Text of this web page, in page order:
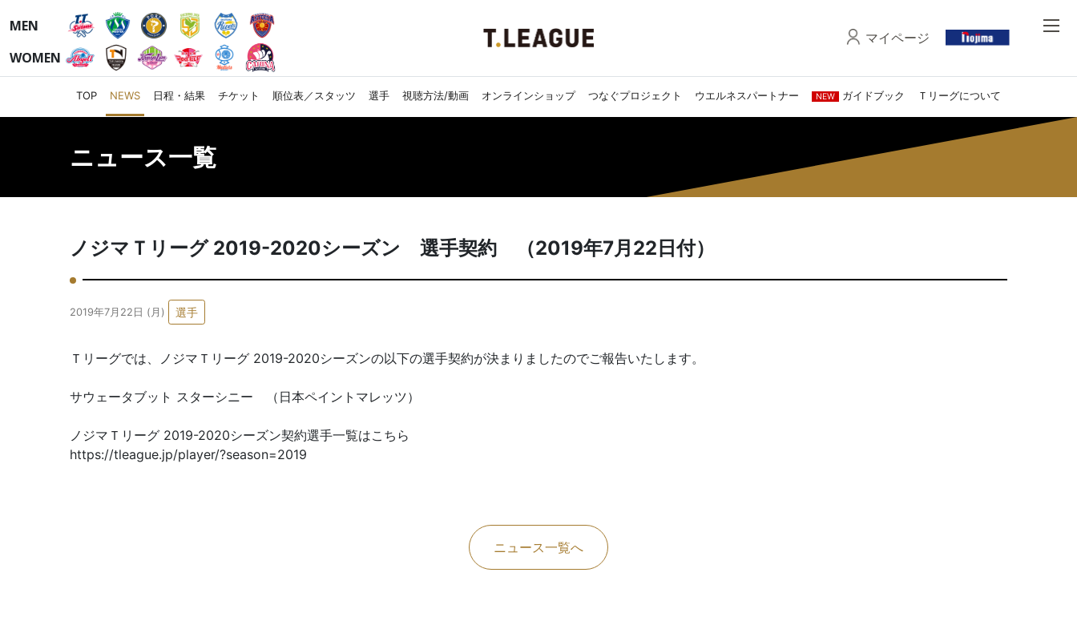
MEN
WOMEN
マイページ
TOP NEWS 日程・結果 チケット 順位表／スタッツ 選手 視聴方法/動画 オンラインショップ つなぐプロジェクト ウエルネスパートナー NEW ガイドブック Ｔリーグについて
ニュース一覧
ノジマＴリーグ 2019-2020シーズン 選手契約 （2019年7月22日付）
2019年7月22日 (月) 選手
Ｔリーグでは、ノジマＴリーグ 2019-2020シーズンの以下の選手契約が決まりましたのでご報告いたします。
サウェータブット スターシニー （日本ペイントマレッツ）
ノジマＴリーグ 2019-2020シーズン契約選手一覧はこちら
https://tleague.jp/player/?season=2019
ニュース一覧へ